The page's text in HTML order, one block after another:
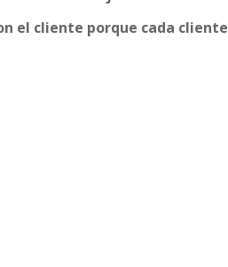
el cliente porque cada cliente